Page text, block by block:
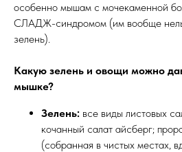
особенно мышам с мочекаменной
СЛАДЖ-синдромом (им вообще
зелень).
Какую зелень и овощи можно
мышке?
Зелень: все виды листовых
кочанный салат айсберг;
(собранная в чистых местах,